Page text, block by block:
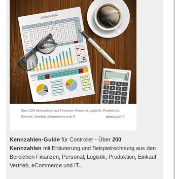
Kennzahlen-Guidefür Controller - Über 200
Kennzahlen mit Erläuterung und Beispielrechnung aus den
Bereichen Finanzen, Personal, Logistik, Produktion, Einkauf,
Vertrieb, eCommerce und IT.